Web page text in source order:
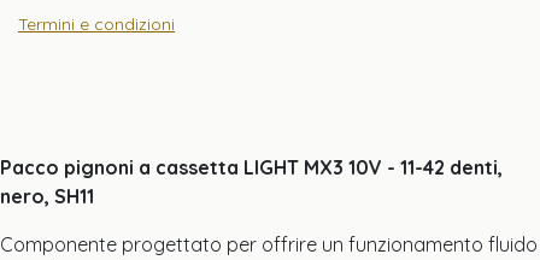
Termini e condizioni
Pacco pignoni a cassetta LIGHT MX3 10V - 11-42 denti,
nero, SH11
Componente progettato per offrire un funzionamento fluido